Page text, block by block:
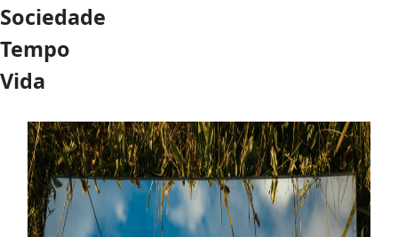
Sociedade
Tempo
Vida